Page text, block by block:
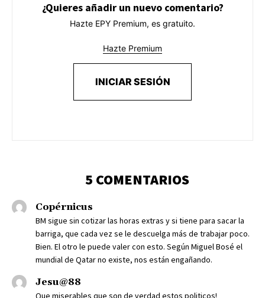
¿Quieres añadir un nuevo comentario?
Hazte EPY Premium, es gratuito.
Hazte Premium
INICIAR SESIÓN
5 COMENTARIOS
Copérnicus
BM sigue sin cotizar las horas extras y si tiene para sacar la
barriga, que cada vez se le descuelga más de trabajar poco.
Bien. El otro le puede valer con esto. Según Miguel Bosé el
mundial de Qatar no existe, nos están engañando.
Jesu@88
Que miserables que son de verdad estos politicos!